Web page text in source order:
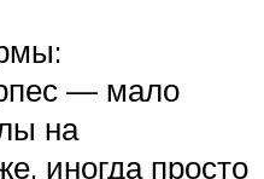
— мало
на
иногда просто